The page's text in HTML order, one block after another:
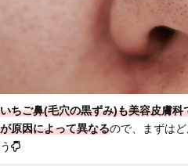
いちご鼻(毛穴の黒ずみ)も美容皮膚科
が原因によって異なるので、まずは
う